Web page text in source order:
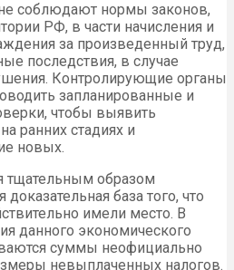
соблюдают нормы законов,
РФ, в части начисления и
за произведенный труд,
последствия, в случае
Контролирующие органы
запланированные и
чтобы выявить
ранних стадиях и
новых.
образом
база того, что
имели место. В
данного экономического
суммы неофициально
невыплаченных налогов.